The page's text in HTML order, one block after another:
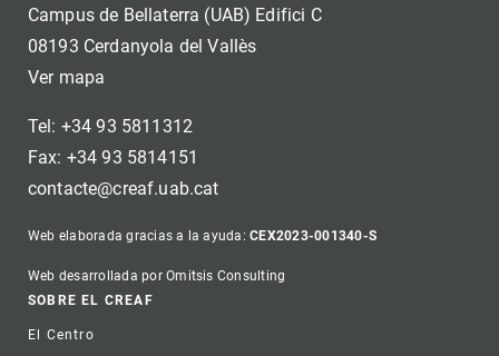
Campus de Bellaterra (UAB) Edifici C
08193 Cerdanyola del Vallès
Ver mapa
Tel: +34 93 5811312
Fax: +34 93 5814151
contacte@creaf.uab.cat
Web elaborada gracias a la ayuda:CEX2023-001340-S
Web desarrollada por Omitsis Consulting
Footer
SOBRE EL CREAF
El Centro